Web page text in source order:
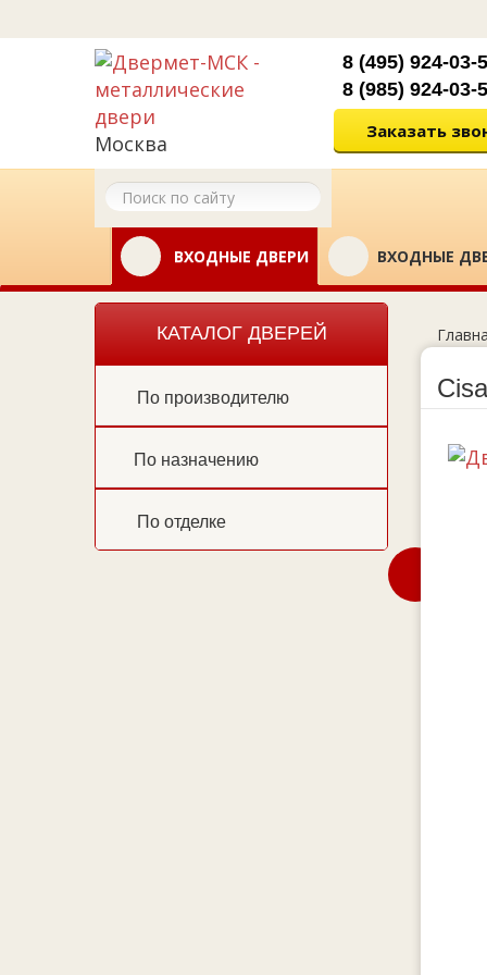
Москва
8 (495) 924-03-
8 (985) 924-03-
Заказать
ВХОДНЫЕ ДВЕРИ ВХОДНЫЕ
КАТАЛОГ ДВЕРЕЙ
По производителю
По назначению
По отделке